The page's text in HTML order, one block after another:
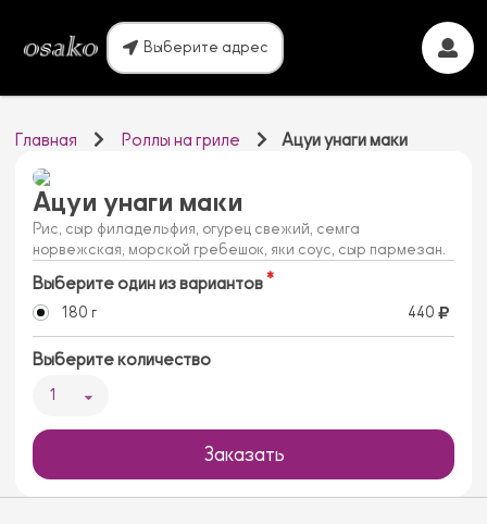
Выберите адрес
Главная Роллы на гриле Ацуи унаги маки
Ацуи унаги маки
Рис, сыр филадельфия, огурец свежий, семга
норвежская, морской гребешок, яки соус, сыр пармезан.
Выберите один из вариантов
180 г 440
Выберите количество
1
Заказать